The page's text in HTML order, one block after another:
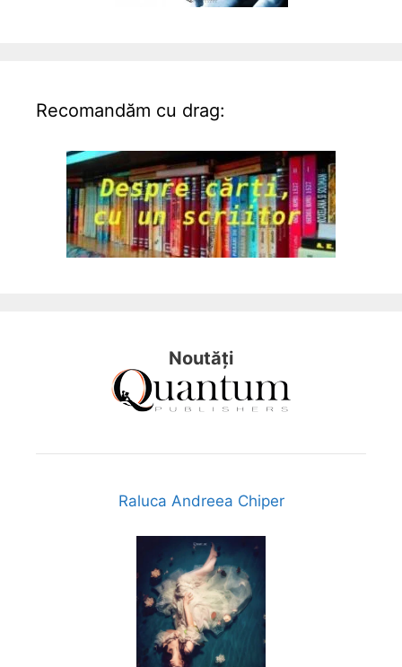
Recomandăm cu drag:
Noutăți
Raluca Andreea Chiper